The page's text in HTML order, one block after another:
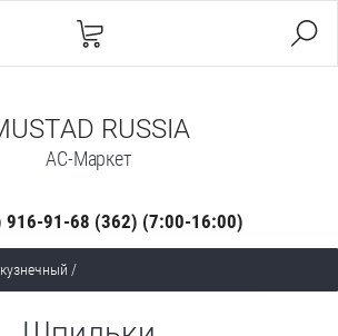
RUSSIA
АС-Маркет
916-91-68 (362) (7:00-16:00)
/